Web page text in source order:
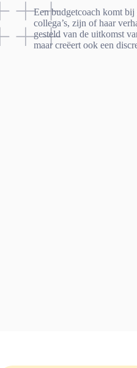
Een budgetcoach komt
collega’s, zijn of haar
gesteld van de uitkomst
maar creëert ook een